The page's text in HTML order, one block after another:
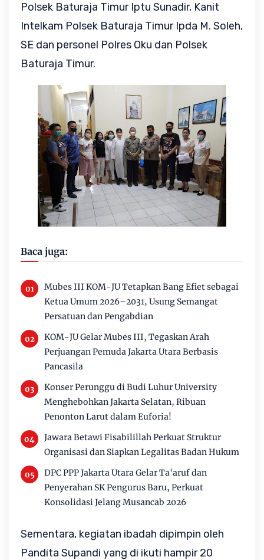
Polsek Baturaja Timur Iptu Sunadir, Kanit
Intelkam Polsek Baturaja Timur Ipda M. Soleh,
SE dan personel Polres Oku dan Polsek
Baturaja Timur.
Baca juga:
Mubes III KOM-JU Tetapkan Bang Efiet sebagai
Ketua Umum 2026–2031, Usung Semangat
Persatuan dan Pengabdian
KOM-JU Gelar Mubes III, Tegaskan Arah
Perjuangan Pemuda Jakarta Utara Berbasis
Pancasila
Konser Perunggu di Budi Luhur University
Menghebohkan Jakarta Selatan, Ribuan
Penonton Larut dalam Euforia!
Jawara Betawi Fisabilillah Perkuat Struktur
Organisasi dan Siapkan Legalitas Badan Hukum
DPC PPP Jakarta Utara Gelar Ta'aruf dan
Penyerahan SK Pengurus Baru, Perkuat
Konsolidasi Jelang Musancab 2026
Sementara, kegiatan ibadah dipimpin oleh
Pandita Supandi yang di ikuti hampir 20